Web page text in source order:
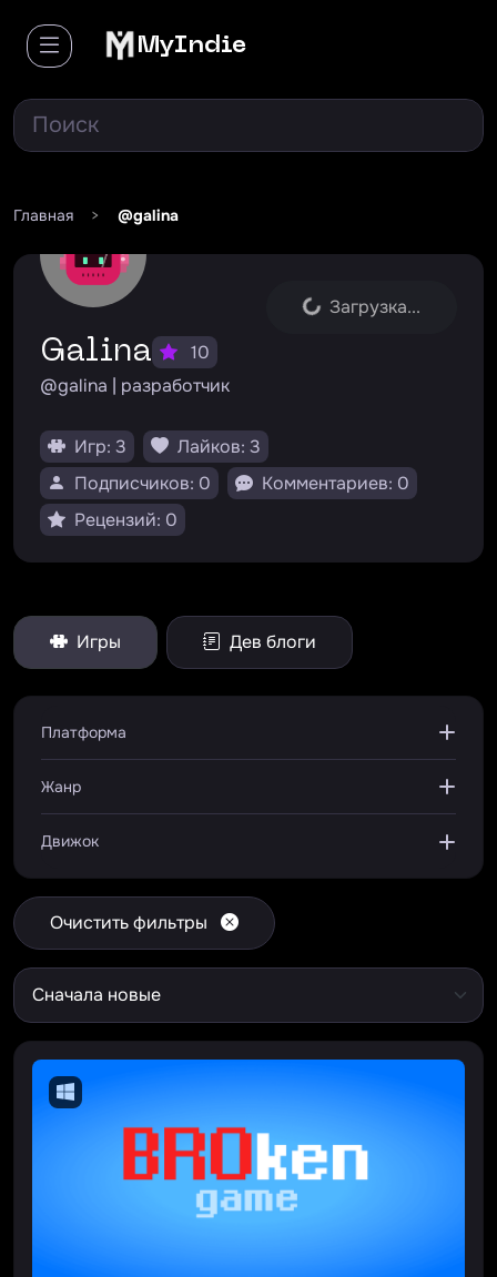
MyIndie
Главная > @galina
Загрузка...
Galina
10
@galina | разработчик
Игр: 3
Лайков: 3
Подписчиков: 0
Комментариев: 0
Рецензий: 0
Игры Дев блоги
Платформа
Жанр
Движок
Очистить фильтры